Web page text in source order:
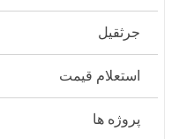
جرثقیل
استعلام قیمت
پروژه ها